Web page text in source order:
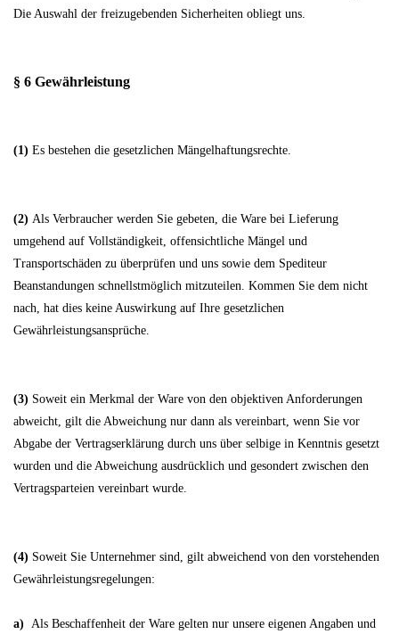
Die Auswahl der freizugebenden Sicherheiten obliegt uns.
§ 6 Gewährleistung
(1) Es bestehen die gesetzlichen Mängelhaftungsrechte.
(2) Als Verbraucher werden Sie gebeten, die Ware bei Lieferung
umgehend auf Vollständigkeit, offensichtliche Mängel und
Transportschäden zu überprüfen und uns sowie dem Spediteur
Beanstandungen schnellstmöglich mitzuteilen. Kommen Sie dem nicht
nach, hat dies keine Auswirkung auf Ihre gesetzlichen
Gewährleistungsansprüche.
(3) Soweit ein Merkmal der Ware von den objektiven Anforderungen
abweicht, gilt die Abweichung nur dann als vereinbart, wenn Sie vor
Abgabe der Vertragserklärung durch uns über selbige in Kenntnis gesetzt
wurden und die Abweichung ausdrücklich und gesondert zwischen den
Vertragsparteien vereinbart wurde.
(4) Soweit Sie Unternehmer sind, gilt abweichend von den vorstehenden
Gewährleistungsregelungen:
a) Als Beschaffenheit der Ware gelten nur unsere eigenen Angaben und